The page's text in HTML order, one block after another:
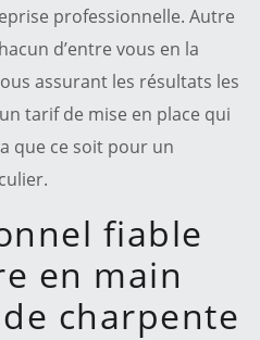
professionnelle. Autre
d’entre vous en la
assurant les résultats les
tarif de mise en place qui
que ce soit pour un
fiable
en main
charpente